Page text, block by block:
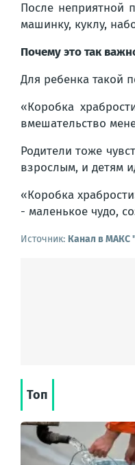
После неприятной
машинку, куклу,
Почему это так
Для ребенка такой
«Коробка
вмешательство
Родители тоже
взрослым, и детям
«Коробка
- маленькое чудо,
Источник: Канал в
Топ